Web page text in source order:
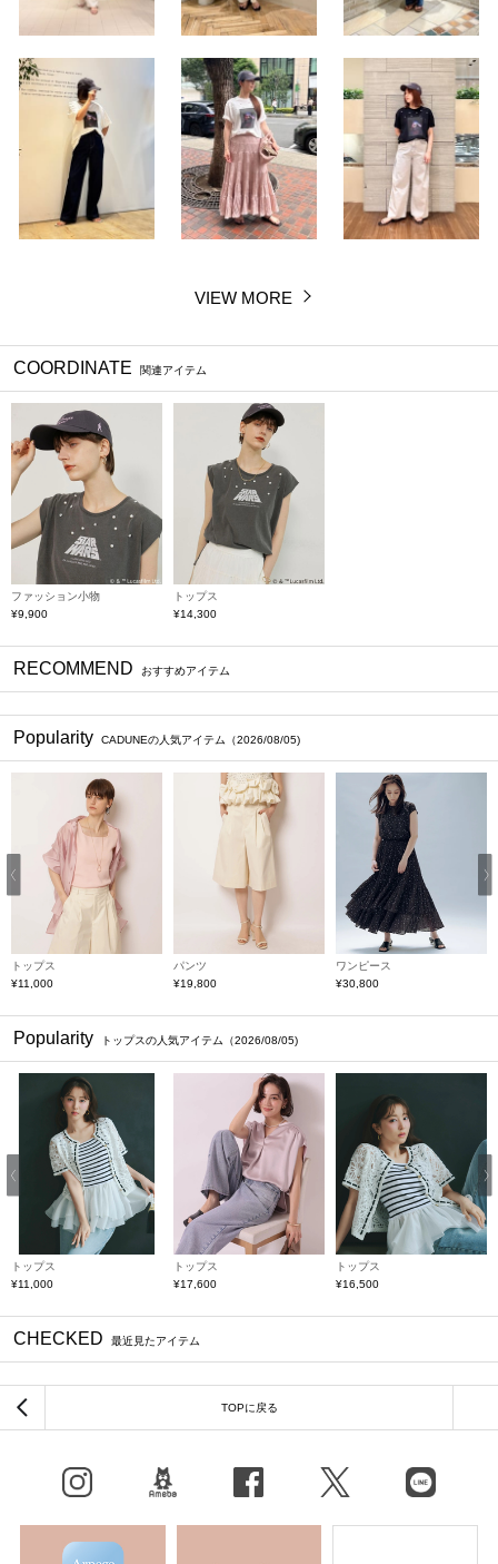
VIEW MORE
COORDINATE 関連アイテム
ファッション小物
¥9,900
トップス
¥14,300
RECOMMEND おすすめアイテム
Popularity CADUNEの人気アイテム（2026/08/05)
Previous
トップス
¥11,000
パンツ
¥19,800
ワンピース
¥30,800
Popularity トップスの人気アイテム（2026/08/05)
Previous
トップス
¥11,000
トップス
¥17,600
トップス
¥16,500
CHECKED 最近見たアイテム
TOPに戻る
X（旧Twitter） LINE